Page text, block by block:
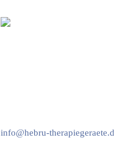
info@hebru-